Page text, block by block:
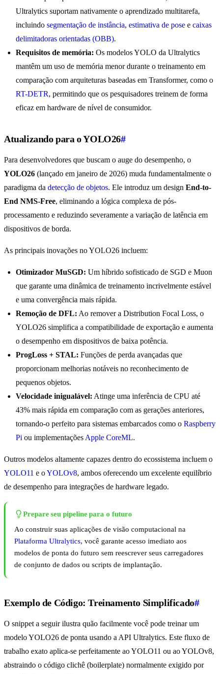
Ultralytics suportam nativamente o aprendizado multitarefa,
incluindo segmentação de instância, estimativa de pose e caixas
delimitadoras orientadas (OBB).
Requisitos de memória: Os modelos YOLO da Ultralytics
mantêm um uso de memória menor durante o treinamento em
comparação com arquiteturas baseadas em Transformer, como o
RT-DETR, permitindo que os pesquisadores treinem de forma
eficaz em hardware de nível de consumidor.
Atualizando para o YOLO26#
Para desenvolvedores que buscam o auge do desempenho, o
YOLO26 (lançado em janeiro de 2026) muda fundamentalmente o
paradigma da detecção de objetos. Ele introduz um design End-to-
End NMS-Free, eliminando a lógica complexa de pós-
processamento e reduzindo severamente a variação de latência em
dispositivos de borda.
As principais inovações no YOLO26 incluem:
Otimizador MuSGD: Um híbrido sofisticado de SGD e Muon
que garante uma dinâmica de treinamento incrivelmente estável
e uma convergência mais rápida.
Remoção de DFL: Ao remover a Distribution Focal Loss, o
YOLO26 simplifica a compatibilidade de exportação e aumenta
o desempenho em dispositivos de baixa potência.
ProgLoss + STAL: Funções de perda avançadas que
proporcionam melhorias notáveis no reconhecimento de
pequenos objetos.
Velocidade inigualável: Atinge uma inferência de CPU até
43% mais rápida em comparação com as gerações anteriores,
tornando-o perfeito para sistemas embarcados como o Raspberry
Pi ou implementações Apple CoreML.
Outros modelos altamente capazes dentro do ecossistema incluem o
YOLO11 e oYOLOv8, ambos oferecendo um excelente equilíbrio
de desempenho para integrações de hardware legado.
Prepare seu pipeline para o futuro
Ao construir suas aplicações de visão computacional na
Plataforma Ultralytics, você garante acesso imediato aos
modelos de ponta do futuro sem reescrever seus carregadores
de conjunto de dados ou scripts de implantação.
Exemplo de Código: Treinamento Simplificado#
O snippet a seguir ilustra quão facilmente você pode treinar um
modelo YOLO26 de ponta usando a API Ultralytics. Este fluxo de
trabalho exato aplica-se perfeitamente ao YOLO11 ou ao YOLOv8,
abstraindo o código clichê (boilerplate) normalmente exigido por